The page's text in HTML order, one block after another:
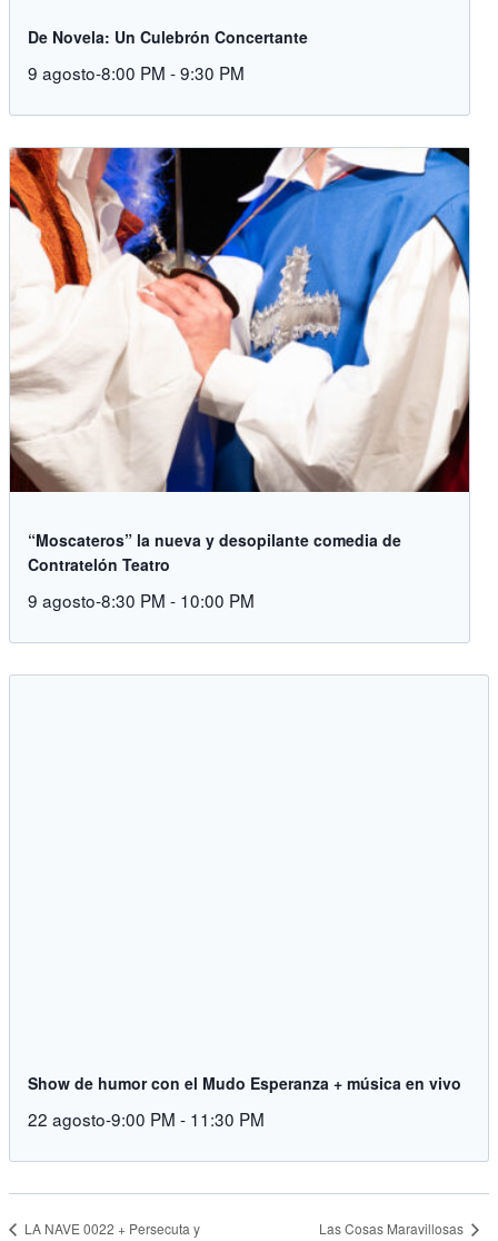
De Novela: Un Culebrón Concertante
9 agosto-8:00 PM -9:30 PM
“Moscateros” la nueva y desopilante comedia de
Contratelón Teatro
9 agosto-8:30 PM - 10:00 PM
Show de humor con el Mudo Esperanza + música en vivo
22 agosto-9:00 PM - 11:30 PM
LA NAVE 0022 + Persecuta y Las Cosas Maravillosas